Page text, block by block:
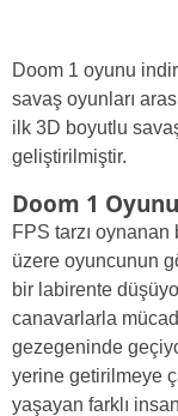
Doom 1 oyunu
savaş oyunları
ilk 3D boyutlu
geliştirilmiştir.
Doom 1
FPS tarzı
üzere oyuncunun
bir labirente
canavarlarla
gezegeninde
yerine getirilmeye
yaşayan farklı